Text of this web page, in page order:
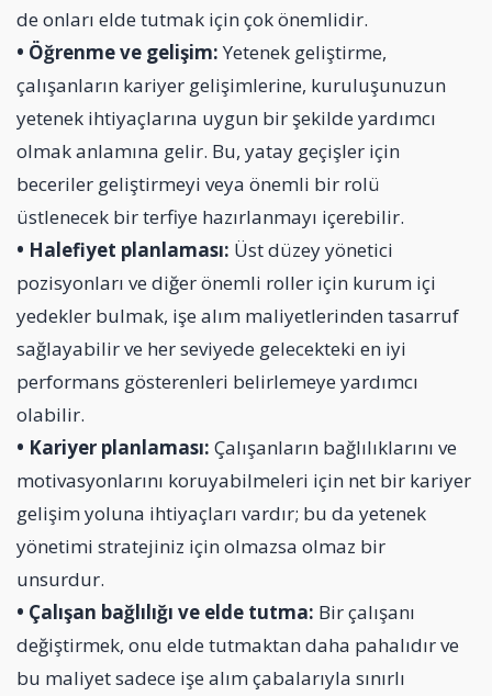
de onları elde tutmak için çok önemlidir.
• Öğrenme ve gelişim:Yetenek geliştirme,
çalışanların kariyer gelişimlerine, kuruluşunuzun
yetenek ihtiyaçlarına uygun bir şekilde yardımcı
olmak anlamına gelir. Bu, yatay geçişler için
beceriler geliştirmeyi veya önemli bir rolü
üstlenecek bir terfiye hazırlanmayı içerebilir.
• Halefiyet planlaması: Üst düzey yönetici
pozisyonları ve diğer önemli roller için kurum içi
yedekler bulmak, işe alım maliyetlerinden tasarruf
sağlayabilir ve her seviyede gelecekteki en iyi
performans gösterenleri belirlemeye yardımcı
olabilir.
• Kariyer planlaması: Çalışanların bağlılıklarını ve
motivasyonlarını koruyabilmeleri için net bir kariyer
gelişim yoluna ihtiyaçları vardır; bu da yetenek
yönetimi stratejiniz için olmazsa olmaz bir
unsurdur.
• Çalışan bağlılığı ve elde tutma: Bir çalışanı
değiştirmek, onu elde tutmaktan daha pahalıdır ve
bu maliyet sadece işe alım çabalarıyla sınırlı